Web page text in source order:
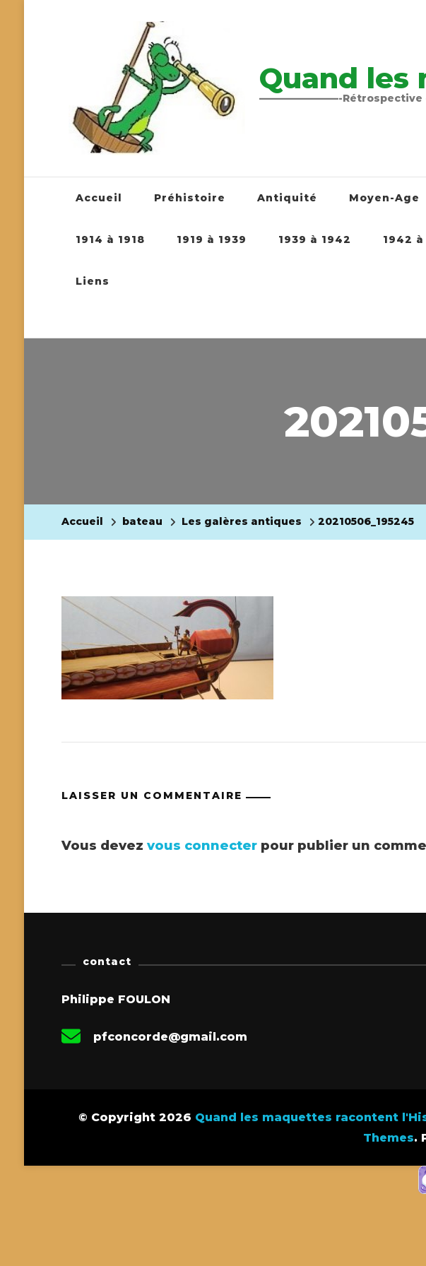
Quand
————————-Rétrospective
Accueil Préhistoire Antiquité Moyen-Age
1914 à 1918 1919 à 1939 1939 à 1942 1942 à
Liens
Accueil bateau Les galères antiques 20210506_195245
LAISSER UN COMMENTAIRE
Vous devez vous connecterpour publier un
contact
Philippe FOULON
pfconcorde@gmail.com
© Copyright 2026 Quand les maquettes racontent
Themes.